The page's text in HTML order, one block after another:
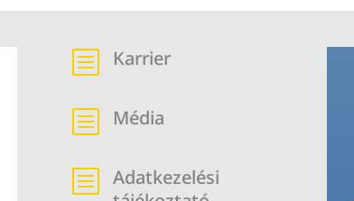
b Karrier
b Média
b
Adatkezelési